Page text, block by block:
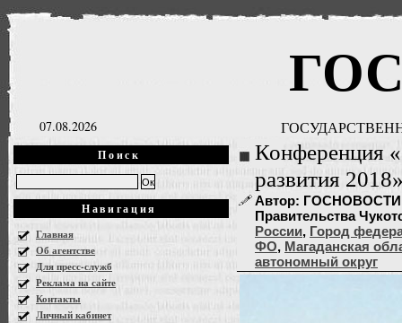
07.08.2026
Поиск
Навигация
Главная
Об агентстве
Для пресс-служб
Реклама на сайте
Контакты
Личный кабинет
Конференция
развития
Автор: ГОСНОВОСТИ,
Правительства
России, Город
ФО, Магаданская
автономный округ